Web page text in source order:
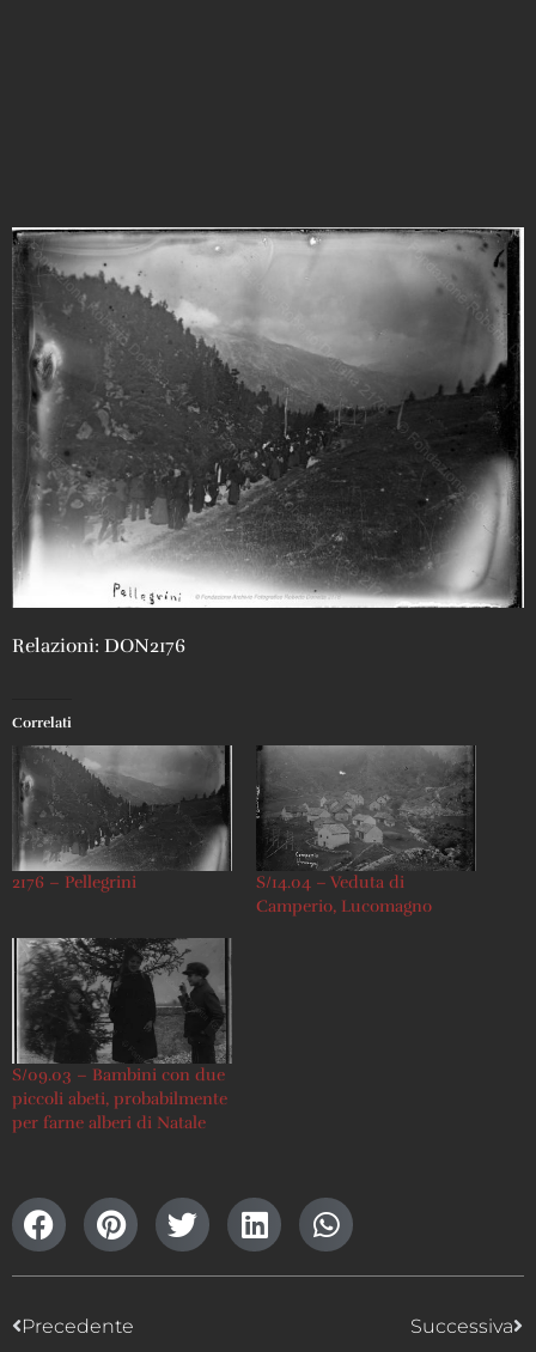
Relazioni: DON2176
Correlati
2176 – Pellegrini
S/14.04 – Veduta di
Camperio, Lucomagno
S/09.03 – Bambini con due
piccoli abeti, probabilmente
per farne alberi di Natale
Precedente Successiva